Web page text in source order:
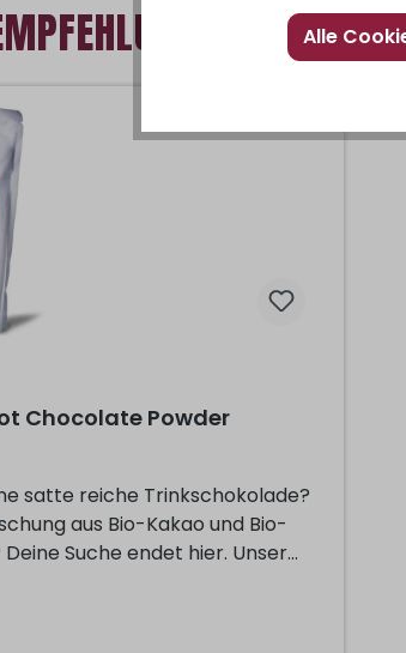
Chocolate Powder
satte reiche Trinkschokolade?
aus Bio-Kakao und Bio-
Suche endet hier. Unser
Alle